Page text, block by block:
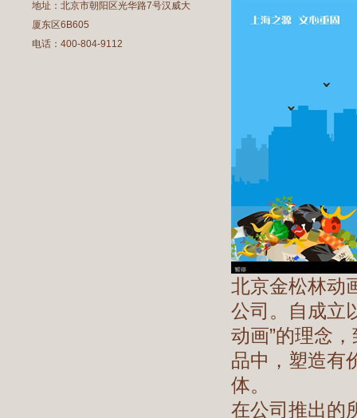
地址：北京市朝阳区光华路7号汉威大
厦东区6B605
电话：400-804-9112
北京金松林动
公司。自成立
动画”的理念
品中，塑造有
体。
在公司推出的